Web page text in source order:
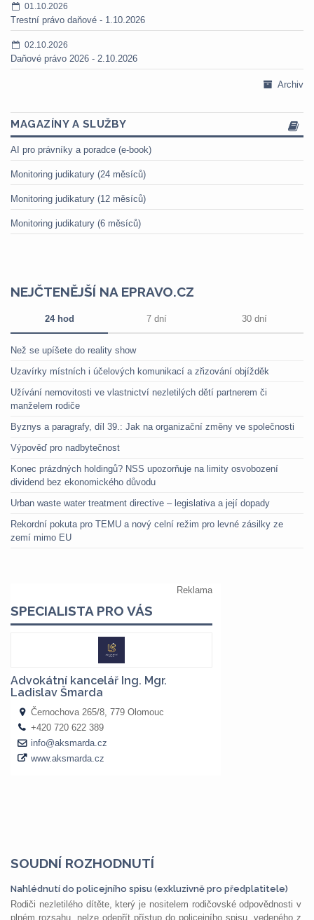
01.10.2026
Trestní právo daňové - 1.10.2026
02.10.2026
Daňové právo 2026 - 2.10.2026
Archiv
MAGAZÍNY A SLUŽBY
AI pro právníky a poradce (e-book)
Monitoring judikatury (24 měsíců)
Monitoring judikatury (12 měsíců)
Monitoring judikatury (6 měsíců)
NEJČTENĚJŠÍ NA EPRAVO.CZ
24 hod 7 dní 30 dní
Než se upíšete do reality show
Uzavírky místních i účelových komunikací a zřizování objížděk
Užívání nemovitosti ve vlastnictví nezletilých dětí partnerem či
manželem rodiče
Byznys a paragrafy, díl 39.: Jak na organizační změny ve společnosti
Výpověď pro nadbytečnost
Konec prázdných holdingů? NSS upozorňuje na limity osvobození
dividend bez ekonomického důvodu
Urban waste water treatment directive – legislativa a její dopady
Rekordní pokuta pro TEMU a nový celní režim pro levné zásilky ze
zemí mimo EU
SOUDNÍ ROZHODNUTÍ
Nahlédnutí do policejního spisu (exkluzivně pro předplatitele)
Rodiči nezletilého dítěte, který je nositelem rodičovské odpovědnosti v
plném rozsahu, nelze odepřít přístup do policejního spisu, vedeného z